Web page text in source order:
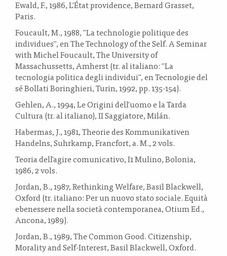
Ewald, F., 1986, L'État providence, Bernard Grasset,
Paris.
Foucault, M., 1988, "La technologie politique des
individues", en The Technology of the Self. A Seminar
with Michel Foucault, The University of
Massachussetts, Amherst (tr. al italiano: "La
tecnologia politica degli individui", en Tecnologie del
sé Bollati Boringhieri, Turin, 1992, pp. 135-154).
Gehlen, A., 1994, Le Origini dell'uomo e la Tarda
Cultura (tr. al italiano), II Saggiatore, Milán.
Habermas, J., 1981, Theorie des Kommunikativen
Handelns, Suhrkamp, Francfort, a. M., 2 vols.
Teoria dell'agire comunicativo, I1 Mulino, Bolonia,
1986, 2 vols.
Jordan, B., 1987, Rethinking Welfare, Basil Blackwell,
Oxford (tr. italiano: Per un nuovo stato sociale. Equità
ebenessere nella società contemporanea, Otium Ed.,
Ancona, 1989).
Jordan, B., 1989, The Common Good. Citizenship,
Morality and Self-Interest, Basil Blackwell, Oxford.